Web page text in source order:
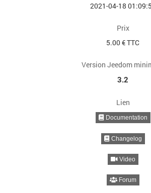
2021-04-18
Prix
5.00 € TTC
Version Jeedom
3.2
Lien
Documentation
Changelog
Video
Forum